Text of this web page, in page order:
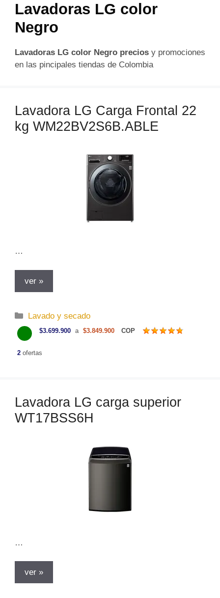
Lavadoras LG color
Negro
Lavadoras LG color Negro precios y promociones
en las pincipales tiendas de Colombia
Lavadora LG Carga Frontal 22
kg WM22BV2S6B.ABLE
…
ver »
C
a
t
e
í
a
s
Lavado y secado
$3.699.900 a $3.849.900 COP
2 ofertas
Lavadora LG carga superior
WT17BSS6H
…
ver »